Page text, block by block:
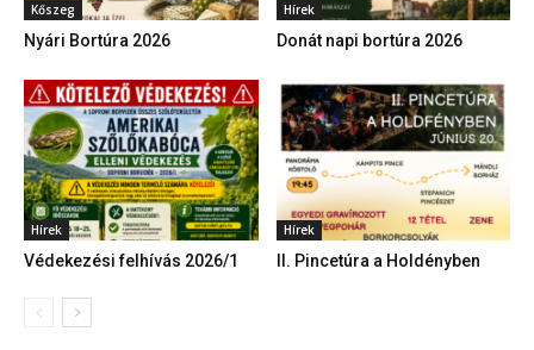
Kőszeg
Nyári Bortúra 2026
Hírek
Donát napi bortúra 2026
Hírek
Védekezési felhívás 2026/1
Hírek
II. Pincetúra a Holdényben